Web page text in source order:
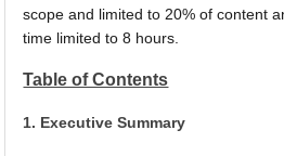
scope and limited to 20% of content
time limited to 8 hours.
Table of Contents
1. Executive Summary